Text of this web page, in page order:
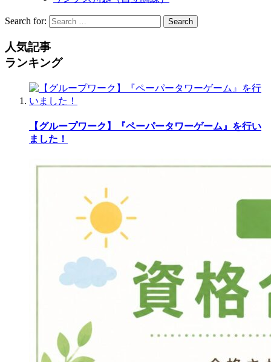
Search for: Search
人気記事
ランキング
【グループワーク】『ペーパータワーゲーム』を行い
ました！